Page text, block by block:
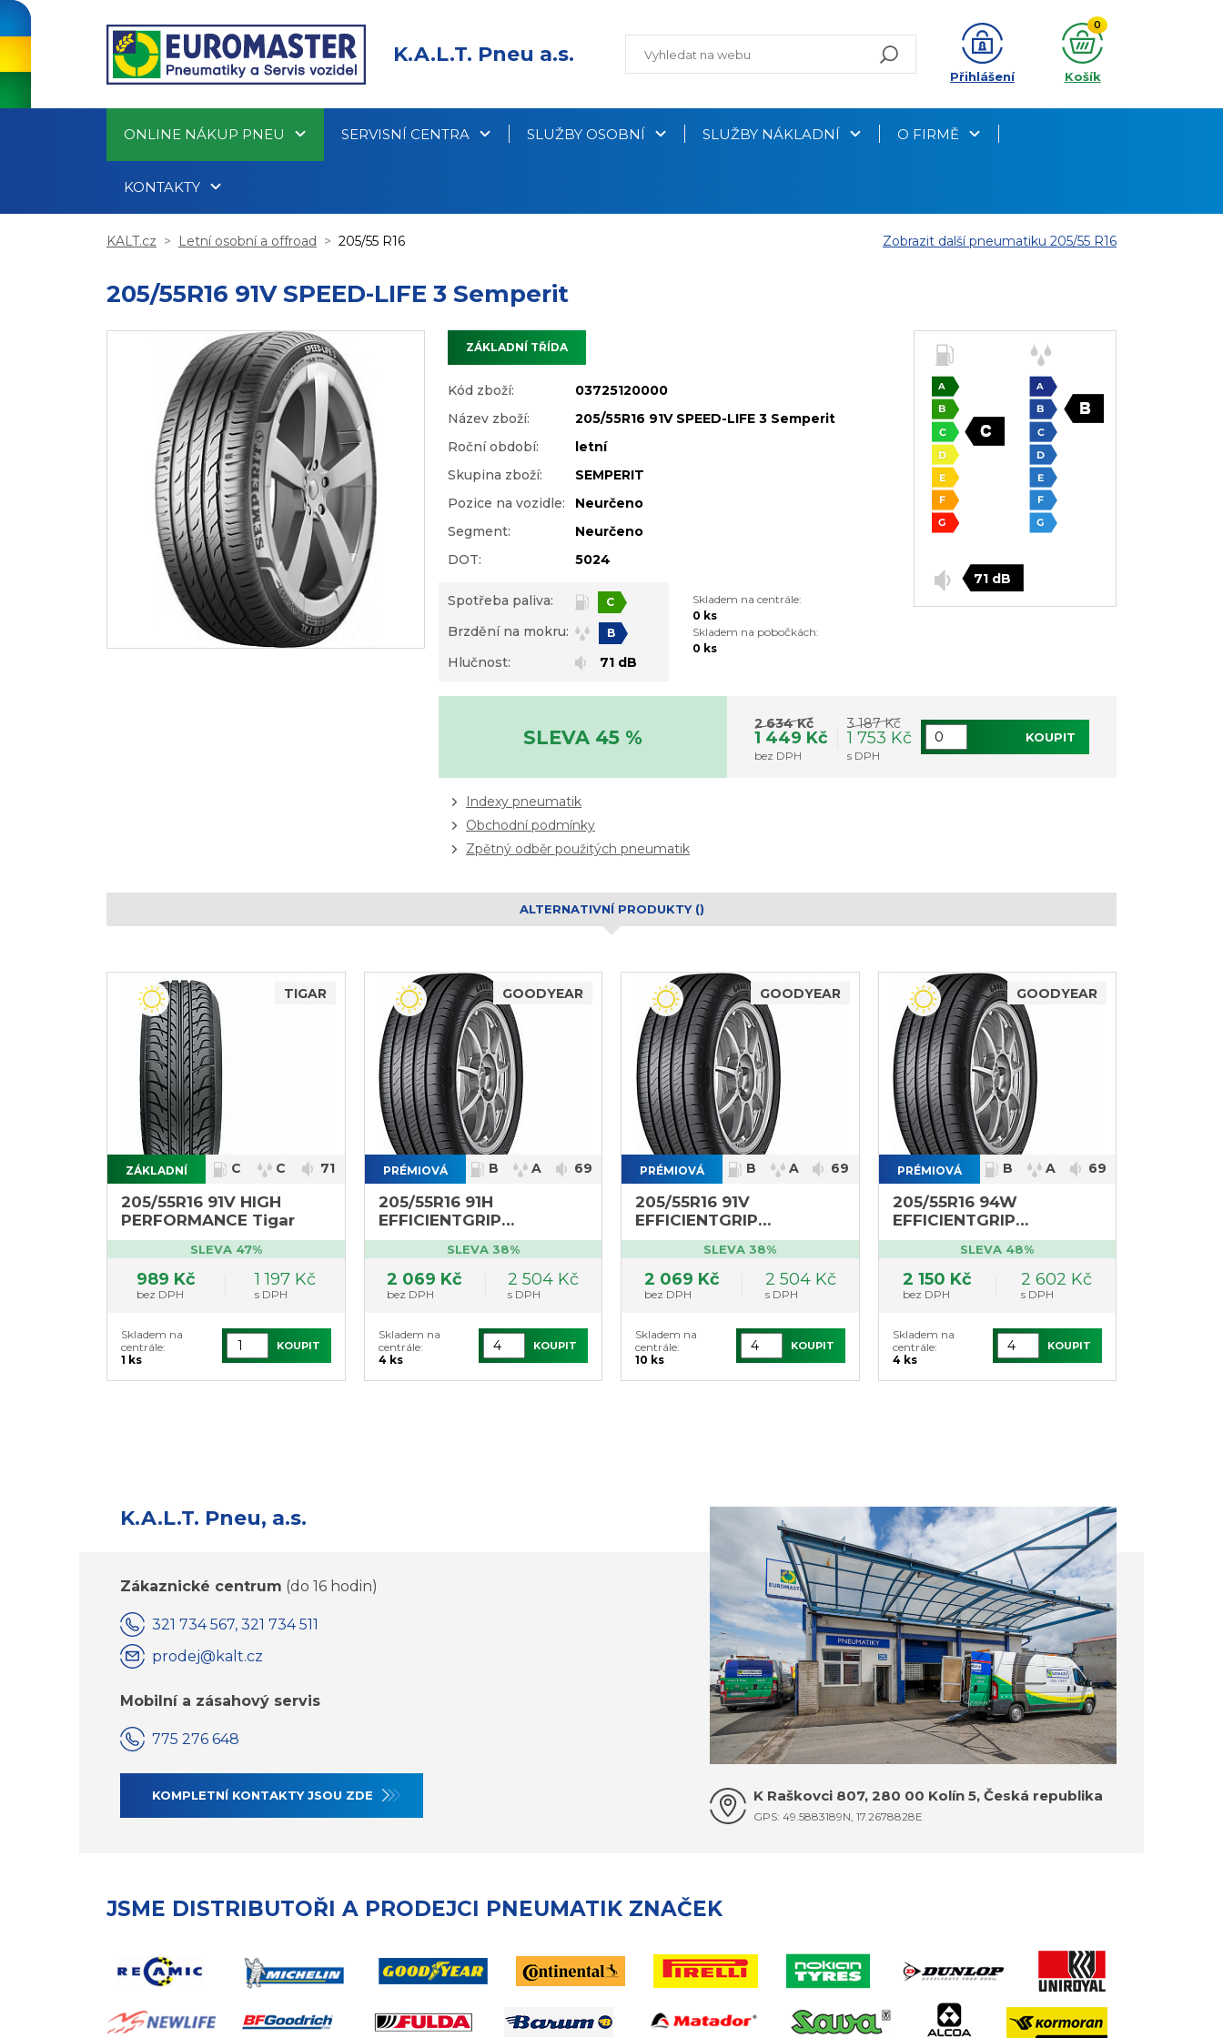
K.A.L.T. Pneu a.s.
Přihlášení Košík
0
ONLINE NÁKUP PNEU SERVISNÍ CENTRA SLUŽBY OSOBNÍ SLUŽBY NÁKLADNÍ O FIRMĚ
KONTAKTY
KALT.cz Letní osobní a offroad 205/55 R16 Zobrazit další pneumatiku 205/55 R16
205/55R16 91V SPEED-LIFE 3 Semperit
ZÁKLADNÍ TŘÍDA
Kód zboží:
03725120000
Název zboží:
205/55R16 91V SPEED-LIFE 3 Semperit
Roční období:
letní
Skupina zboží:
SEMPERIT
Pozice na vozidle:
Neurčeno
Segment:
Neurčeno
DOT:
5024
Spotřeba paliva: C
Brzdění na mokru: B
Hlučnost: 71 dB
Skladem na centrále:
0 ks
Skladem na pobočkách:
0 ks
71 dB
SLEVA 45 %
2 634 Kč
1 449 Kč
bez DPH
3 187 Kč
1 753 Kč
s DPH
KOUPIT
Indexy pneumatik
Obchodní podmínky
Zpětný odběr použitých pneumatik
ALTERNATIVNÍ PRODUKTY ()
TIGAR
ZÁKLADNÍ C C 71
205/55R16 91V HIGH
PERFORMANCE Tigar
SLEVA 47%
989 Kč
bez DPH
1 197 Kč
s DPH
Skladem na
centrále:
1 ks
KOUPIT
GOODYEAR
PRÉMIOVÁ B A 69
205/55R16 91H
EFFICIENTGRIP
PERFORMANCE 2
GoodyearSLEVA 38%
2 069 Kč
bez DPH
2 504 Kč
s DPH
Skladem na
centrále:
4 ks
KOUPIT
GOODYEAR
PRÉMIOVÁ B A 69
205/55R16 91V
EFFICIENTGRIP
PERFORMANCE 2
GoodyearSLEVA 38%
2 069 Kč
bez DPH
2 504 Kč
s DPH
Skladem na
centrále:
10 ks
KOUPIT
GOODYEAR
PRÉMIOVÁ B A 69
205/55R16 94W
EFFICIENTGRIP
PERFORMANCE 2 XL
Goodyear (výprodej 4ks,
DOT 1022)
SLEVA 48%
2 150 Kč
bez DPH
2 602 Kč
s DPH
Skladem na
centrále:
4 ks
KOUPIT
K.A.L.T. Pneu, a.s.
Zákaznické centrum (do 16 hodin)
321 734 567, 321 734 511
prodej@kalt.cz
Mobilní a zásahový servis
775 276 648
KOMPLETNÍ KONTAKTY JSOU ZDE K Raškovci 807, 280 00 Kolín 5, Česká republika
GPS: 49.5883189N, 17.2678828E
JSME DISTRIBUTOŘI A PRODEJCI PNEUMATIK ZNAČEK